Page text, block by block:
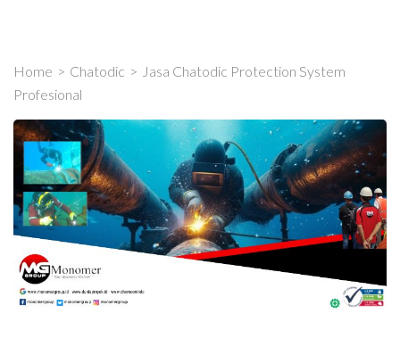
Home > Chatodic > Jasa Chatodic Protection System
Profesional